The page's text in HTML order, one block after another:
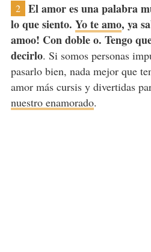
2
El amor es una palabra
lo que siento. Yo te amo, ya
amoo! Con doble o. Tengo
decirlo. Si somos personas
pasarlo bien, nada mejor que
amor más cursis y divertidas
nuestro enamorado.